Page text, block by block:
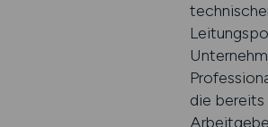
die